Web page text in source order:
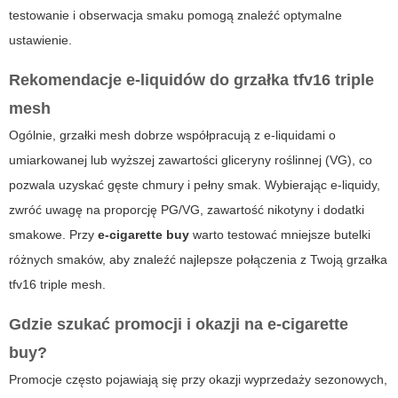
testowanie i obserwacja smaku pomogą znaleźć optymalne
ustawienie.
Rekomendacje e-liquidów do grzałka tfv16 triple
mesh
Ogólnie, grzałki mesh dobrze współpracują z e-liquidami o
umiarkowanej lub wyższej zawartości gliceryny roślinnej (VG), co
pozwala uzyskać gęste chmury i pełny smak. Wybierając e-liquidy,
zwróć uwagę na proporcję PG/VG, zawartość nikotyny i dodatki
smakowe. Przy e-cigarette buy warto testować mniejsze butelki
różnych smaków, aby znaleźć najlepsze połączenia z Twoją grzałka
tfv16 triple mesh.
Gdzie szukać promocji i okazji na e-cigarette
buy?
Promocje często pojawiają się przy okazji wyprzedaży sezonowych,